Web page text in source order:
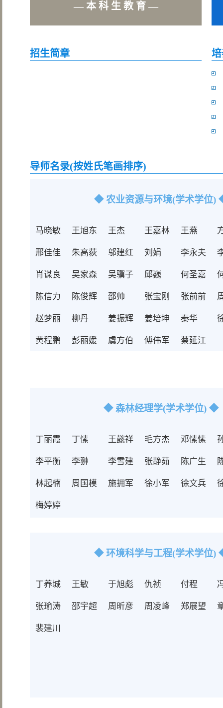
— 本 科 生 教 育 —
招生简章
导师名录(按姓氏笔画排序)
◆ 农业资源与环境(学术学位)
马晓敏 王旭东 王杰 ​王嘉林 王燕
邢佳佳 朱高荻 邬建红 刘娟 李永夫
肖谋良 吴家森 吴骥子 邱巍 何圣嘉
陈信力 陈俊辉 邵帅 张宝刚 张前前
赵梦丽 柳丹 ​姜振辉 姜培坤 秦华
黄程鹏 彭丽媛 虞方伯 傅伟军 蔡延江
◆ 森林经理学(学术学位) ◆
丁丽霞 丁愫 王懿祥 毛方杰 邓愫愫
李平衡 李翀 李雪建 张静茹 陈广生
林起楠 周国模 施拥军 徐小军 徐文兵
梅婷婷
◆ 环境科学与工程(学术学位)
丁养城 王敏 ​于旭彪 仇祯 付程
张瑜涛 邵宇超 周昕彦 周凌峰 郑展望
裴建川